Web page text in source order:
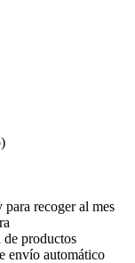
recoger al mes
productos
envío automático